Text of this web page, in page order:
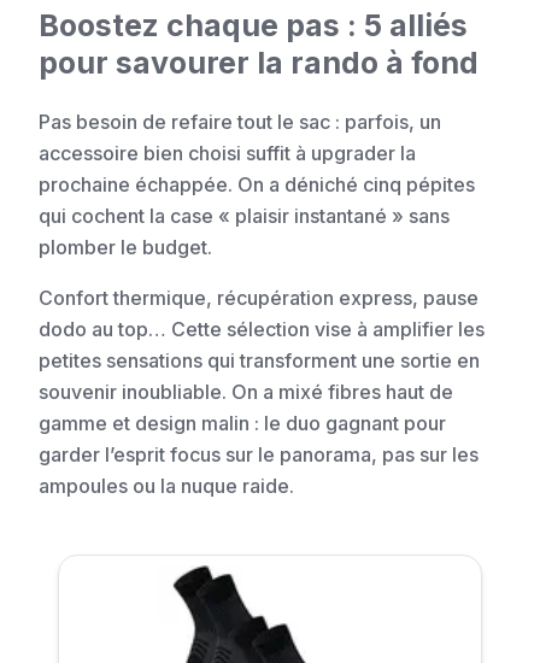
Boostez chaque pas : 5 alliés
pour savourer la rando à fond
Pas besoin de refaire tout le sac : parfois, un
accessoire bien choisi suffit à upgrader la
prochaine échappée. On a déniché cinq pépites
qui cochent la case « plaisir instantané » sans
plomber le budget.
Confort thermique, récupération express, pause
dodo au top… Cette sélection vise à amplifier les
petites sensations qui transforment une sortie en
souvenir inoubliable. On a mixé fibres haut de
gamme et design malin : le duo gagnant pour
garder l’esprit focus sur le panorama, pas sur les
ampoules ou la nuque raide.